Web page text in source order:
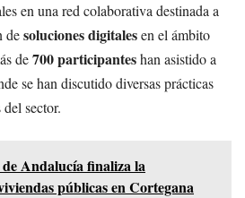
en una red colaborativa destinada a
desoluciones digitalesen el ámbito
de700 participanteshan asistido a
se han discutido diversas prácticas
del sector.
Andalucía finaliza la
públicas en Cortegana